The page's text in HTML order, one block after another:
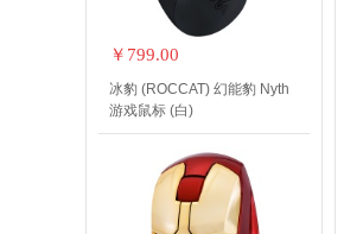
￥799.00
冰豹 (ROCCAT) 幻能豹 Nyth
游戏鼠标 (白)